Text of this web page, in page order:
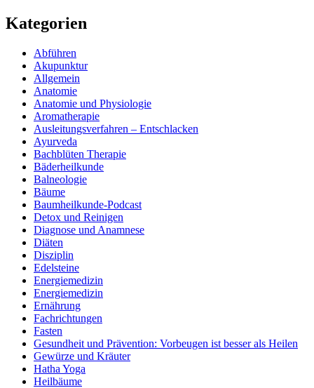
Kategorien
Abführen
Akupunktur
Allgemein
Anatomie
Anatomie und Physiologie
Aromatherapie
Ausleitungsverfahren – Entschlacken
Ayurveda
Bachblüten Therapie
Bäderheilkunde
Balneologie
Bäume
Baumheilkunde-Podcast
Detox und Reinigen
Diagnose und Anamnese
Diäten
Disziplin
Edelsteine
Energiemedizin
Energiemedizin
Ernährung
Fachrichtungen
Fasten
Gesundheit und Prävention: Vorbeugen ist besser als Heilen
Gewürze und Kräuter
Hatha Yoga
Heilbäume